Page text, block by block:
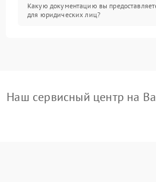
Какую документацию вы
для юридических лиц?
Наш сервисный центр на